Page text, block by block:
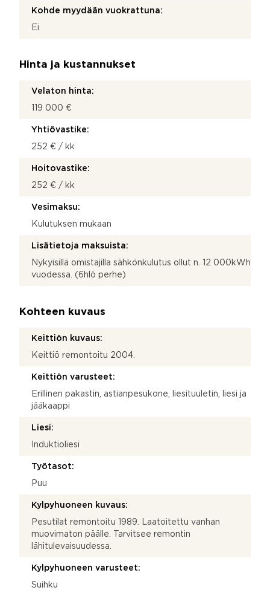
Kohde myydään vuokrattuna:
Ei
Hinta ja kustannukset
Velaton hinta:
119 000 €
Yhtiövastike:
252 € / kk
Hoitovastike:
252 € / kk
Vesimaksu:
Kulutuksen mukaan
Lisätietoja maksuista:
Nykyisillä omistajilla sähkönkulutus ollut n. 12 000kWh
vuodessa. (6hlö perhe)
Kohteen kuvaus
Keittiön kuvaus:
Keittiö remontoitu 2004.
Keittiön varusteet:
Erillinen pakastin, astianpesukone, liesituuletin, liesi ja
jääkaappi
Liesi:
Induktioliesi
Työtasot:
Puu
Kylpyhuoneen kuvaus:
Pesutilat remontoitu 1989. Laatoitettu vanhan
muovimaton päälle. Tarvitsee remontin
lähitulevaisuudessa.
Kylpyhuoneen varusteet:
Suihku